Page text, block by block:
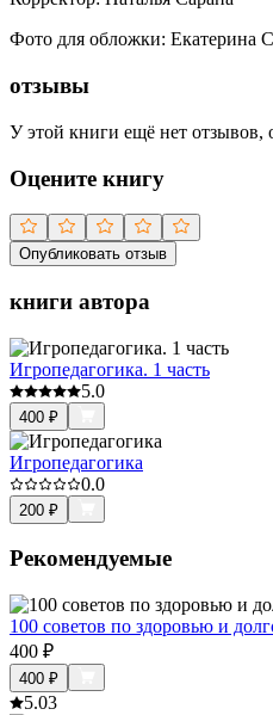
Фото для обложки: Екатерина
отзывы
У этой книги ещё нет отзывов,
Оцените книгу
Опубликовать отзыв
книги автора
Игропедагогика. 1 часть
5.0
400 ₽
Игропедагогика
0.0
200 ₽
Рекомендуемые
100 советов по здоровью и
400 ₽
400 ₽
5.03